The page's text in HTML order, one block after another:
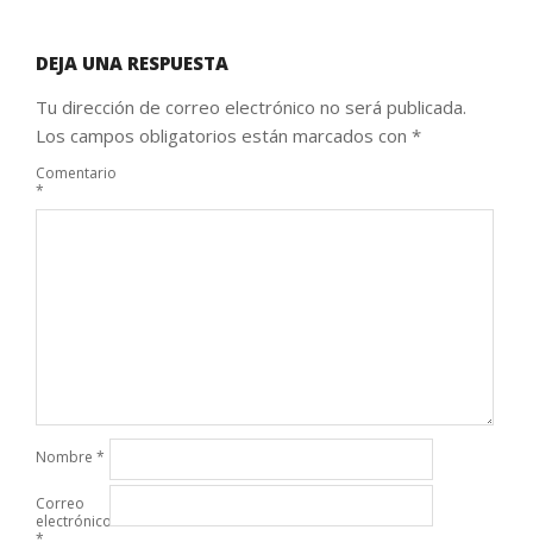
DEJA UNA RESPUESTA
Tu dirección de correo electrónico no será publicada.
Los campos obligatorios están marcados con *
Comentario
*
Nombre *
Correo
electrónico
*